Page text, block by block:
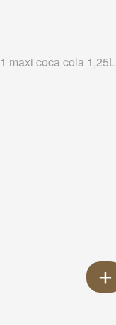
maxi coca cola 1,25L